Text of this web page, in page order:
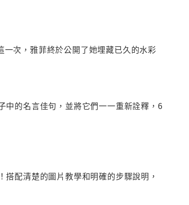
次，雅菲終於公開了她埋藏已久的水彩
的名言佳句，並將它們一一重新詮釋，6
配清楚的圖片教學和明確的步驟說明，